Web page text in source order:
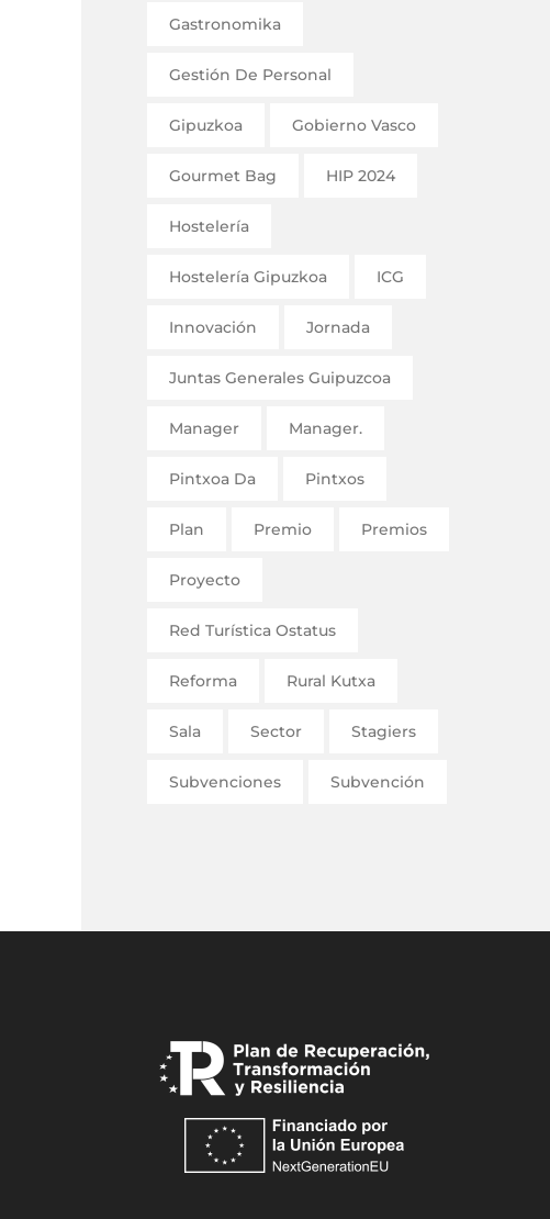
Gastronomika
Gestión De Personal
Gipuzkoa Gobierno Vasco
Gourmet Bag HIP 2024
Hostelería
Hostelería Gipuzkoa ICG
Innovación Jornada
Juntas Generales Guipuzcoa
Manager Manager.
Pintxoa Da Pintxos
Plan Premio Premios
Proyecto
Red Turística Ostatus
Reforma Rural Kutxa
Sala Sector Stagiers
Subvenciones Subvención